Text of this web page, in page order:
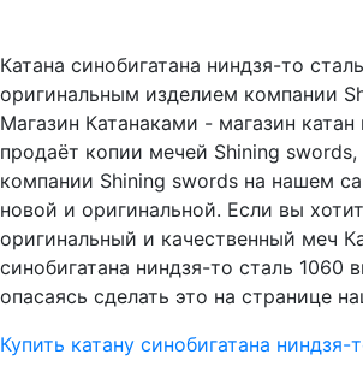
Катана синобигатана ниндзя-то
оригинальным изделием компании
Магазин Катанаками - магазин
продаёт копии мечей Shining
компании Shining swords на нашем
новой и оригинальной. Если вы
оригинальный и качественный меч
синобигатана ниндзя-то сталь 1060
опасаясь сделать это на странице
Купить катану синобигатана ниндзя-